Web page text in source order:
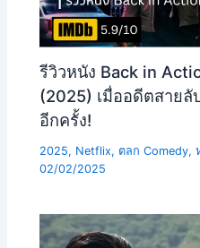
รีวิวหนัง Back in
(2025) เมื่ออดีตสาย
อีกครั้ง!
2025, Netflix, ตลก Comedy,
02/02/2025